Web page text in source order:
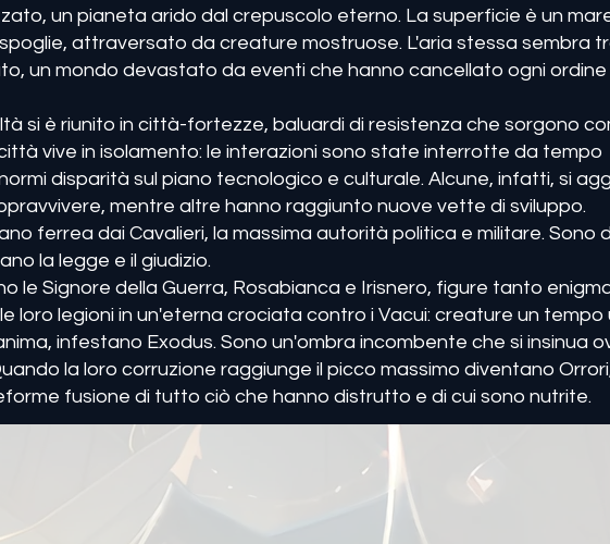
un pianeta arido dal crepuscolo eterno. La superficie è un
attraversato da creature mostruose. L'aria stessa sembra
un mondo devastato da eventi che hanno cancellato ogni ordine
si è riunito in città-fortezze, baluardi di resistenza che sorgono
vive in isolamento: le interazioni sono state interrotte da tempo
disparità sul piano tecnologico e culturale. Alcune, infatti, si
mentre altre hanno raggiunto nuove vette di sviluppo.
ferrea dai Cavalieri, la massima autorità politica e militare. Sono
la legge e il giudizio.
le Signore della Guerra, Rosabianca e Irisnero, figure tanto
loro legioni in un'eterna crociata contro i Vacui: creature un tempo
infestano Exodus. Sono un'ombra incombente che si insinua
la loro corruzione raggiunge il picco massimo diventano
fusione di tutto ciò che hanno distrutto e di cui sono nutrite.